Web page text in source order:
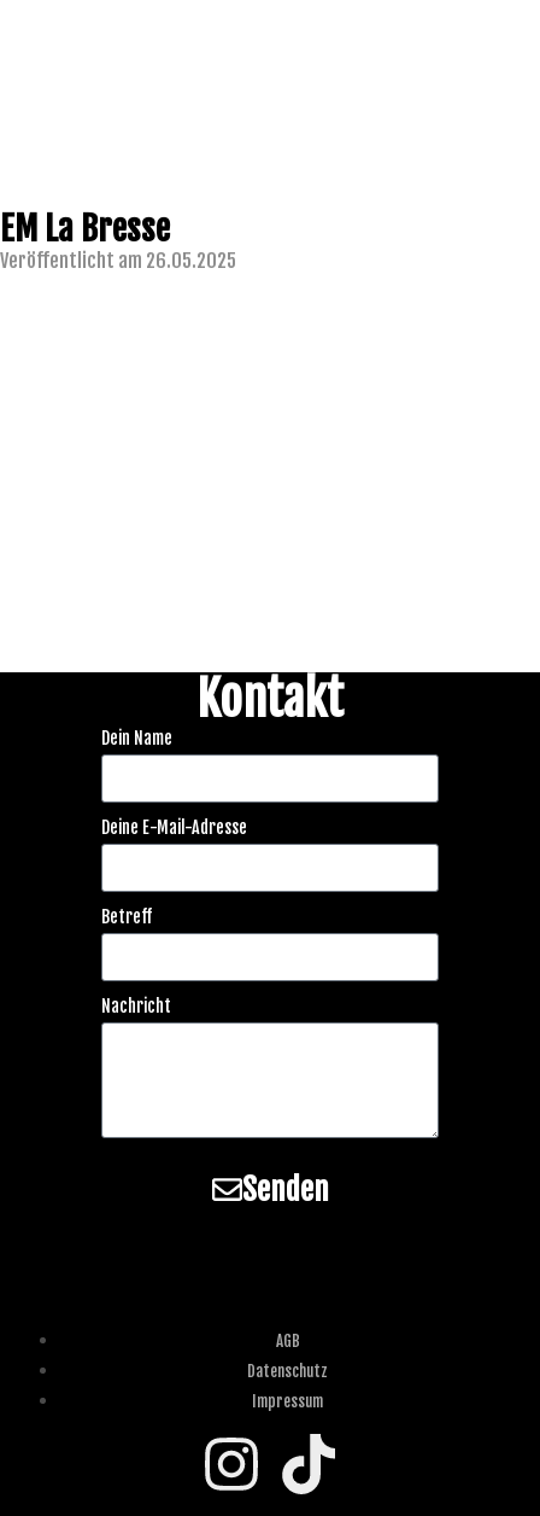
EM La Bresse
Veröffentlicht am 26.05.2025
Kontakt
Dein Name
Deine E-Mail-Adresse
Betreff
Nachricht
Senden
AGB
Datenschutz
Impressum